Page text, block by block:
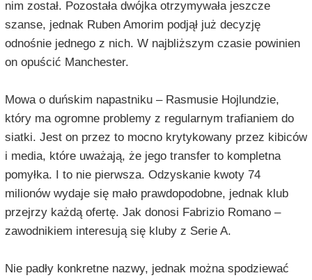
nim został. Pozostała dwójka otrzymywała jeszcze
szanse, jednak Ruben Amorim podjął już decyzję
odnośnie jednego z nich. W najbliższym czasie powinien
on opuścić Manchester.
Mowa o duńskim napastniku – Rasmusie Hojlundzie,
który ma ogromne problemy z regularnym trafianiem do
siatki. Jest on przez to mocno krytykowany przez kibiców
i media, które uważają, że jego transfer to kompletna
pomyłka. I to nie pierwsza. Odzyskanie kwoty 74
milionów wydaje się mało prawdopodobne, jednak klub
przejrzy każdą ofertę. Jak donosi Fabrizio Romano –
zawodnikiem interesują się kluby z Serie A.
Nie padły konkretne nazwy, jednak można spodziewać